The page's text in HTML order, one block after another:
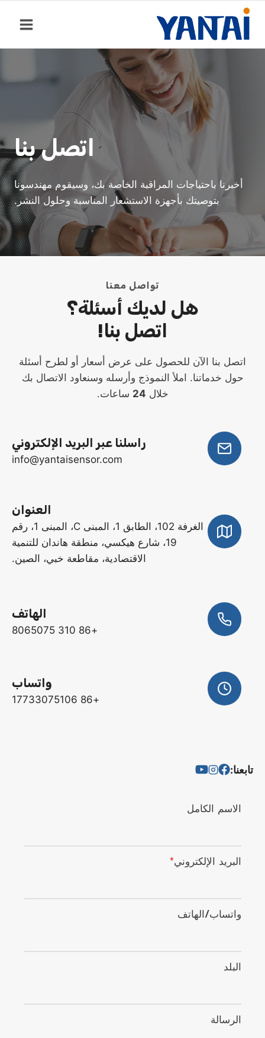
تخطي
المحتوى
اتصل بنا
أخبرنا باحتياجات المراقبة الخاصة بك، وسيقوم مهندسونا
بتوصيتك بأجهزة الاستشعار المناسبة وحلول النشر.
تواصل معنا
هل لديك أسئلة؟
اتصل بنا!
اتصل بنا الآن للحصول على عرض أسعار أو لطرح أسئلة
حول خدماتنا. املأ النموذج وأرسله وسنعاود الاتصال بك
خلال 24 ساعات.
راسلنا عبر البريد الإلكتروني
info@yantaisensor.com
العنوان
الغرفة 102، الطابق 1، المبنى C، المبنى 1، رقم
19، شارع هيكسي، منطقة هاندان للتنمية
الاقتصادية، مقاطعة خبي، الصين.
الهاتف
+86 310 8065075
واتساب
+86 17733075106
تابعنا:
الاسم الكامل
البريد الإلكتروني*
واتساب/الهاتف
البلد
الرسالة